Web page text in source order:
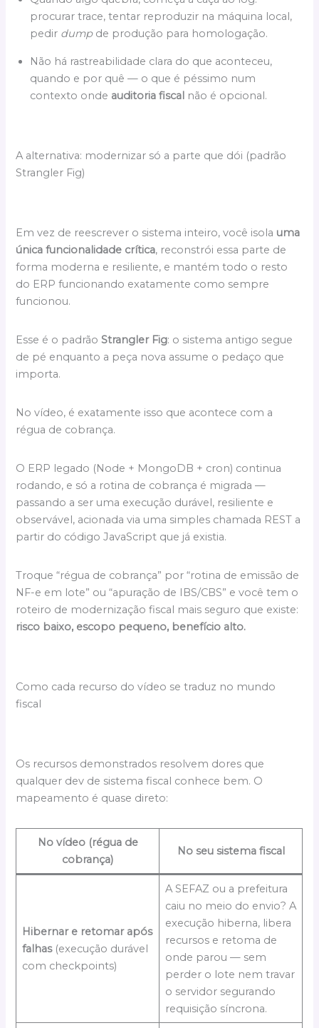
procurar trace, tentar reproduzir na máquina local,
pedir dumpde produção para homologação.
Não há rastreabilidade clara do que aconteceu,
quando e por quê — o que é péssimo num
contexto onde auditoria fiscal não é opcional.
A alternativa: modernizar só a parte que dói (padrão
Strangler Fig)
Em vez de reescrever o sistema inteiro, você isola uma
única funcionalidade crítica, reconstrói essa parte de
forma moderna e resiliente, e mantém todo o resto
do ERP funcionando exatamente como sempre
funcionou.
Esse é o padrãoStrangler Fig: o sistema antigo segue
de pé enquanto a peça nova assume o pedaço que
importa.
No vídeo, é exatamente isso que acontece com a
régua de cobrança.
O ERP legado (Node + MongoDB + cron) continua
rodando, e só a rotina de cobrança é migrada —
passando a ser uma execução durável, resiliente e
observável, acionada via uma simples chamada REST a
partir do código JavaScript que já existia.
Troque “régua de cobrança” por “rotina de emissão de
NF-e em lote” ou “apuração de IBS/CBS” e você tem o
roteiro de modernização fiscal mais seguro que existe:
risco baixo, escopo pequeno, benefício alto.
Como cada recurso do vídeo se traduz no mundo
fiscal
Os recursos demonstrados resolvem dores que
qualquer dev de sistema fiscal conhece bem. O
mapeamento é quase direto:
No vídeo (régua de
cobrança)
No seu sistema fiscal
Hibernar e retomar após
falhas(execução durável
com checkpoints)
A SEFAZ ou a prefeitura
caiu no meio do envio? A
execução hiberna, libera
recursos e retoma de
onde parou — sem
perder o lote nem travar
o servidor segurando
requisição síncrona.